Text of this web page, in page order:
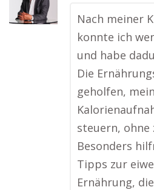
Nach meiner
konnte ich
und habe
Die
geholfen,
steuern, ohne
Besonders
Tipps zur
Ernährung,